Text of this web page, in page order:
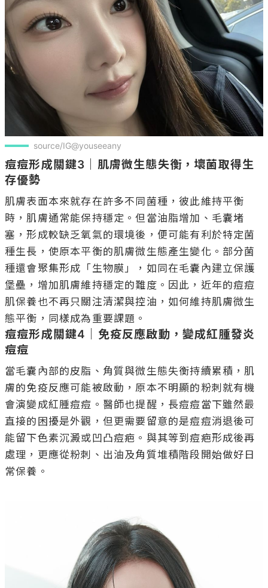
source/IG@youseeany
痘痘形成關鍵3｜肌膚微生態失衡，壞菌取得生
存優勢
肌膚表面本來就存在許多不同菌種，彼此維持平衡
時，肌膚通常能保持穩定。但當油脂增加、毛囊堵
塞，形成較缺乏氧氣的環境後，便可能有利於特定菌
種生長，使原本平衡的肌膚微生態產生變化。部分菌
種還會聚集形成「生物膜」，如同在毛囊內建立保護
堡壘，增加肌膚維持穩定的難度。因此，近年的痘痘
肌保養也不再只關注清潔與控油，如何維持肌膚微生
痘痘形成關鍵4｜免疫反應啟動，變成紅腫發炎
痘痘
當毛囊內部的皮脂、角質與微生態失衡持續累積，肌
膚的免疫反應可能被啟動，原本不明顯的粉刺就有機
會演變成紅腫痘痘。醫師也提醒，長痘痘當下雖然最
直接的困擾是外觀，但更需要留意的是痘痘消退後可
能留下色素沉澱或凹凸痘疤。與其等到痘疤形成後再
處理，更應從粉刺、出油及角質堆積階段開始做好日
常保養。